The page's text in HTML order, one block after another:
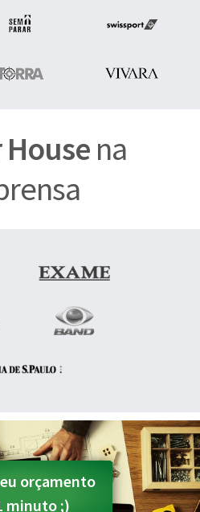
na
orçamento
minuto ;)